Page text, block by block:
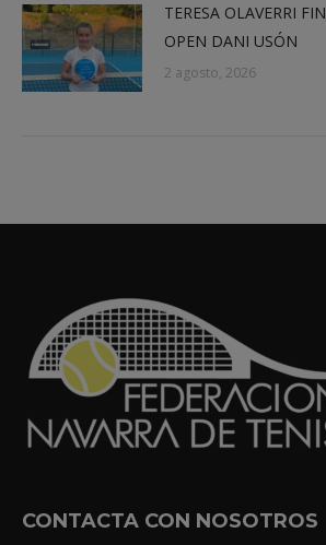
TERESA OLAVERRI
OPEN DANI USÓN
2 agosto, 2026
CONTACTA CON NOSOTROS